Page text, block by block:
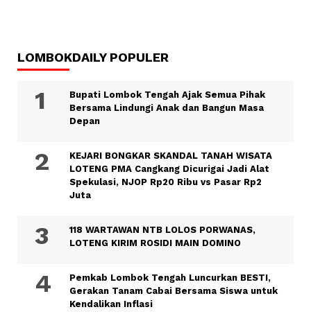
LOMBOKDAILY POPULER
Bupati Lombok Tengah Ajak Semua Pihak
Bersama Lindungi Anak dan Bangun Masa
Depan
KEJARI BONGKAR SKANDAL TANAH WISATA
LOTENG PMA Cangkang Dicurigai Jadi Alat
Spekulasi, NJOP Rp20 Ribu vs Pasar Rp2
Juta
118 WARTAWAN NTB LOLOS PORWANAS,
LOTENG KIRIM ROSIDI MAIN DOMINO
Pemkab Lombok Tengah Luncurkan BESTI,
Gerakan Tanam Cabai Bersama Siswa untuk
Kendalikan Inflasi